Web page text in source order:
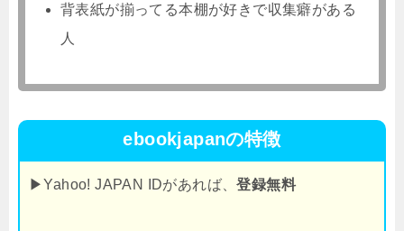
背表紙が揃ってる本棚が好きで収集癖がある
人
ebookjapanの特徴
▶Yahoo! JAPAN IDがあれば、登録無料